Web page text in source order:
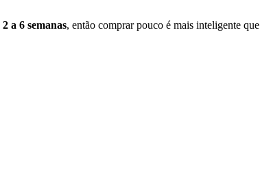
2 a 6 semanas, então comprar pouco é mais inteligente